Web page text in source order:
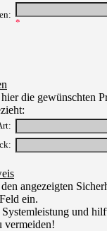
:
*
die gewünschten
angezeigten
ein.
und
vermeiden!